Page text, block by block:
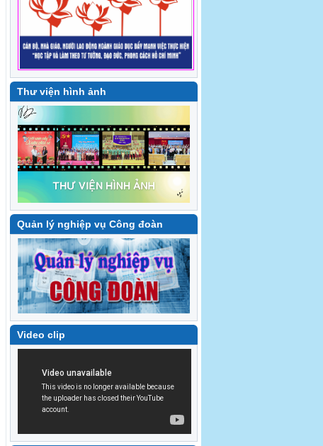
Thư viện hình ảnh
Quản lý nghiệp vụ Công đoàn
Video clip